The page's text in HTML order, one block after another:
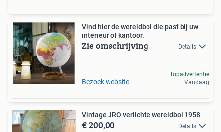
Vind hier de wereldbol die past bij uw
interieur of kantoor.
Zie omschrijving Details
Bezoek website
Topadvertentie
Vandaag
Vintage JRO verlichte wereldbol 1958
€ 200,00 Details